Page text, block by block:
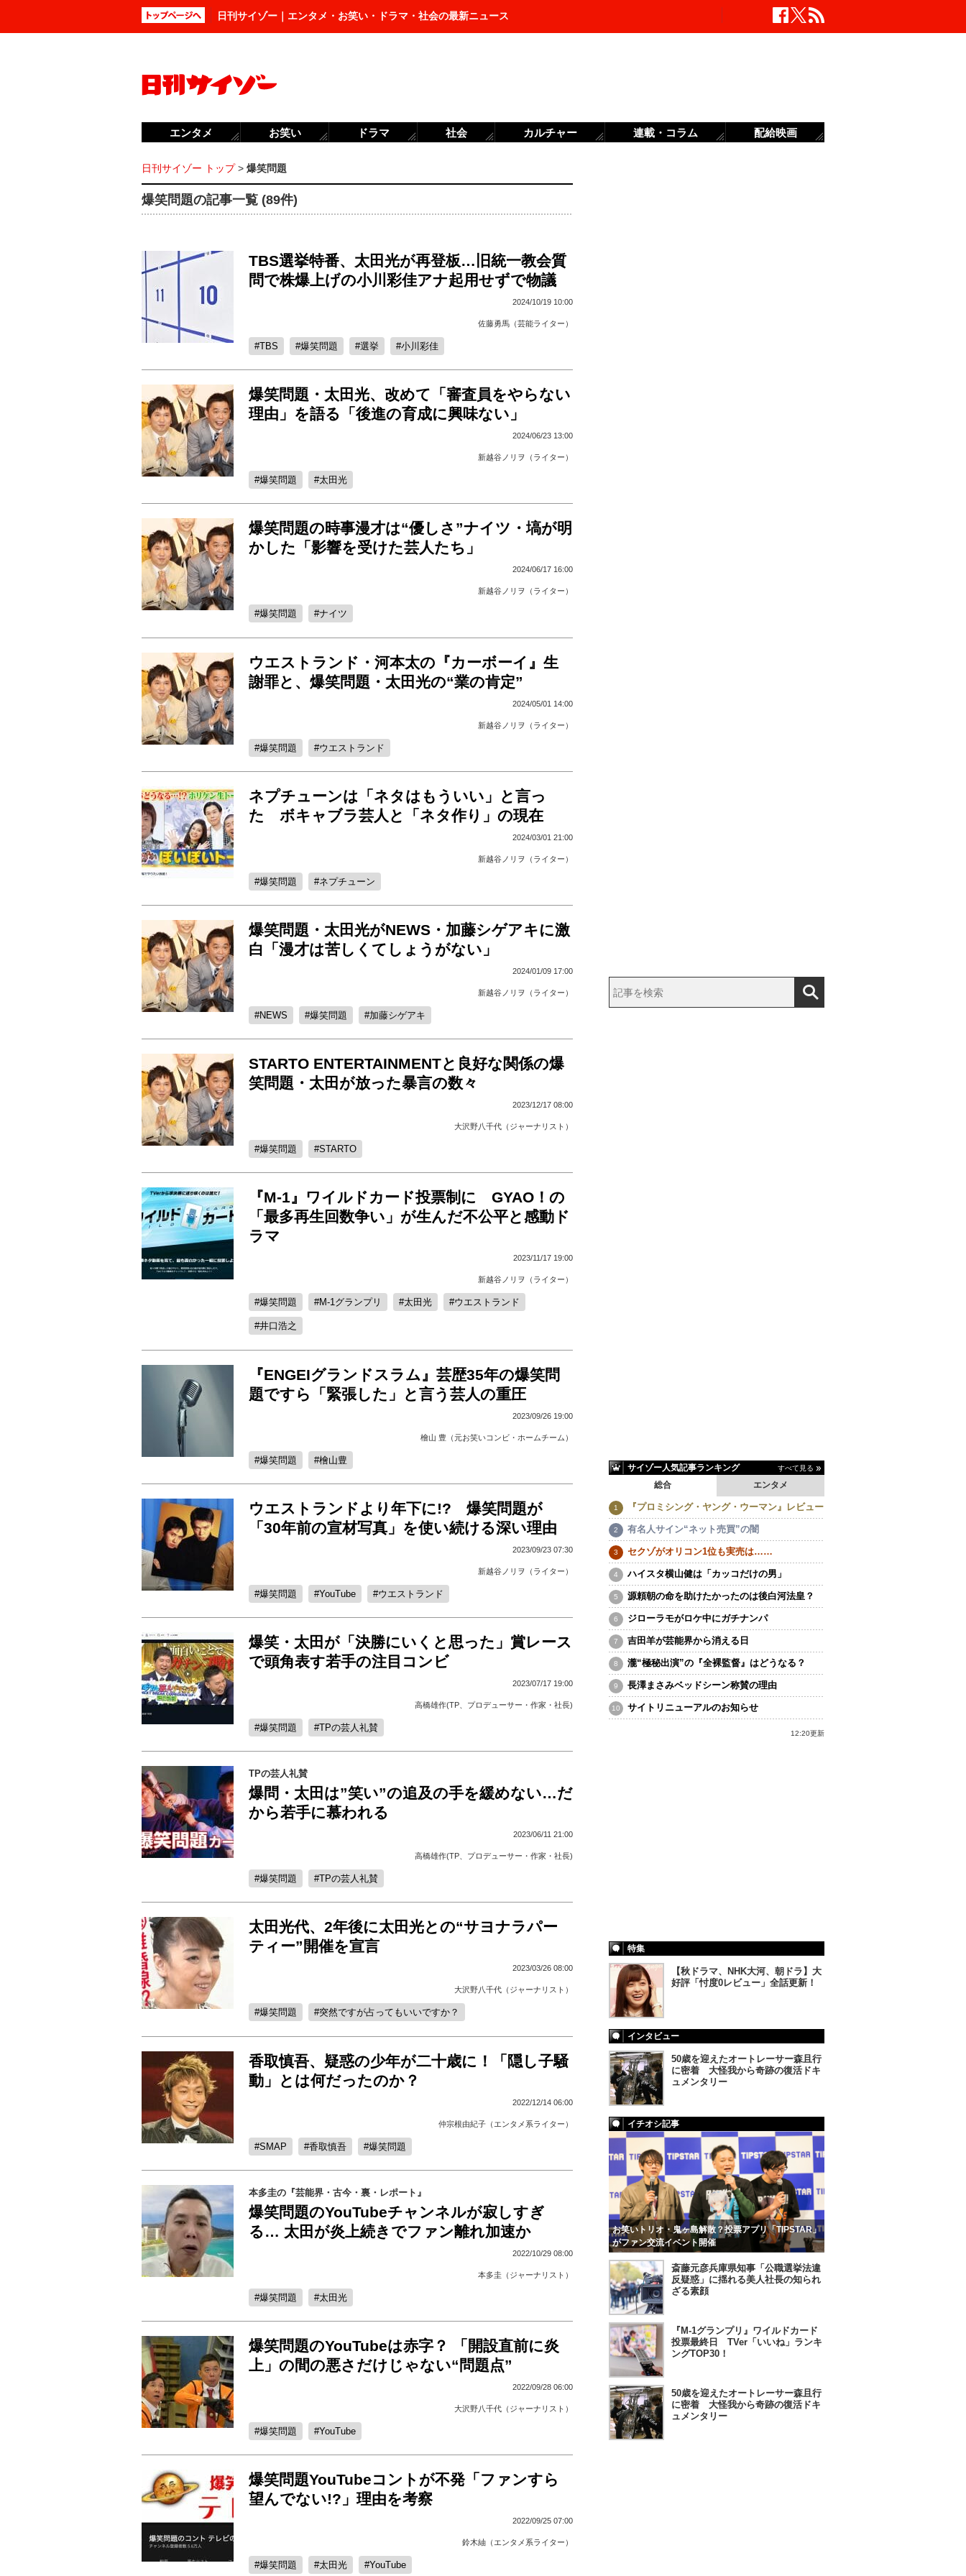
日刊サイゾー｜エンタメ・お笑い・ドラマ・社会の最新ニュース
日刊サイゾー トップ> 爆笑問題
爆笑問題の記事一覧 (89件)
TBS選挙特番、太田光が再登板…旧統一教会質
問で株爆上げの小川彩佳アナ起用せずで物議
2024/10/19 10:00
佐藤勇馬（芸能ライター）
TBS 爆笑問題 選挙 小川彩佳
爆笑問題・太田光、改めて「審査員をやらない
理由」を語る「後進の育成に興味ない」
2024/06/23 13:00
新越谷ノリヲ（ライター）
爆笑問題 太田光
爆笑問題の時事漫才は“優しさ”ナイツ・塙が明
かした「影響を受けた芸人たち」
2024/06/17 16:00
新越谷ノリヲ（ライター）
爆笑問題 ナイツ
ウエストランド・河本太の『カーボーイ』生
謝罪と、爆笑問題・太田光の“業の肯定”
2024/05/01 14:00
新越谷ノリヲ（ライター）
爆笑問題 ウエストランド
ネプチューンは「ネタはもういい」と言っ
た ボキャブラ芸人と「ネタ作り」の現在
2024/03/01 21:00
新越谷ノリヲ（ライター）
爆笑問題 ネプチューン
爆笑問題・太田光がNEWS・加藤シゲアキに激
白「漫才は苦しくてしょうがない」
2024/01/09 17:00
新越谷ノリヲ（ライター）
NEWS 爆笑問題 加藤シゲアキ
STARTO ENTERTAINMENTと良好な関係の爆
笑問題・太田が放った暴言の数々
2023/12/17 08:00
大沢野八千代（ジャーナリスト）
爆笑問題 STARTO
『M-1』ワイルドカード投票制に GYAO！の
「最多再生回数争い」が生んだ不公平と感動ド
ラマ
2023/11/17 19:00
新越谷ノリヲ（ライター）
爆笑問題 M-1グランプリ 太田光 ウエストランド
井口浩之
『ENGEIグランドスラム』芸歴35年の爆笑問
題ですら「緊張した」と言う芸人の重圧
2023/09/26 19:00
檜山 豊（元お笑いコンビ・ホームチーム）
爆笑問題 檜山豊
ウエストランドより年下に!? 爆笑問題が
「30年前の宣材写真」を使い続ける深い理由
2023/09/23 07:30
新越谷ノリヲ（ライター）
爆笑問題 YouTube ウエストランド
爆笑・太田が「決勝にいくと思った」賞レース
で頭角表す若手の注目コンビ
2023/07/17 19:00
高橋雄作(TP、プロデューサー・作家・社長)
爆笑問題 TPの芸人礼賛
TPの芸人礼賛
爆問・太田は”笑い”の追及の手を緩めない…だ
から若手に慕われる
2023/06/11 21:00
高橋雄作(TP、プロデューサー・作家・社長)
爆笑問題 TPの芸人礼賛
太田光代、2年後に太田光との“サヨナラパー
ティー”開催を宣言
2023/03/26 08:00
大沢野八千代（ジャーナリスト）
爆笑問題 突然ですが占ってもいいですか？
香取慎吾、疑惑の少年が二十歳に！「隠し子騒
動」とは何だったのか？
2022/12/14 06:00
仲宗根由紀子（エンタメ系ライター）
SMAP 香取慎吾 爆笑問題
本多圭の『芸能界・古今・裏・レポート』
爆笑問題のYouTubeチャンネルが寂しすぎ
る… 太田が炎上続きでファン離れ加速か
2022/10/29 08:00
本多圭（ジャーナリスト）
爆笑問題 太田光
爆笑問題のYouTubeは赤字？ 「開設直前に炎
上」の間の悪さだけじゃない“問題点”
2022/09/28 06:00
大沢野八千代（ジャーナリスト）
爆笑問題 YouTube
爆笑問題YouTubeコントが不発「ファンすら
望んでない!?」理由を考察
2022/09/25 07:00
鈴木紬（エンタメ系ライター）
爆笑問題 太田光 YouTube
サイゾー人気記事ランキング すべて見る
エンタメ
総合
『プロミシング・ヤング・ウーマン』レビュー
有名人サイン“ネット売買”の闇
セクゾがオリコン1位も実売は……
ハイスタ横山健は「カッコだけの男」
源頼朝の命を助けたかったのは後白河法皇？
ジローラモがロケ中にガチナンパ
吉田羊が芸能界から消える日
瀧“極秘出演”の『全裸監督』はどうなる？
長澤まさみベッドシーン称賛の理由
サイトリニューアルのお知らせ
12:20更新
特集
【秋ドラマ、NHK大河、朝ドラ】大
好評「忖度0レビュー」全話更新！
インタビュー
50歳を迎えたオートレーサー森且行
に密着 大怪我から奇跡の復活ドキ
ュメンタリー
イチオシ記事
お笑いトリオ・鬼ヶ島解散？投票アプリ「TIPSTAR」
がファン交流イベント開催
斎藤元彦兵庫県知事「公職選挙法違
反疑惑」に揺れる美人社長の知られ
ざる素顔
『M-1グランプリ』ワイルドカード
投票最終日 TVer「いいね」ランキ
ングTOP30！
50歳を迎えたオートレーサー森且行
に密着 大怪我から奇跡の復活ドキ
ュメンタリー
エンタメ お笑い ドラマ 社会 カルチャー 連載・コラム 配給映画